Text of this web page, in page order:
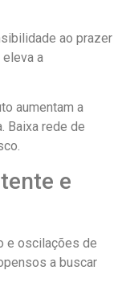
ao prazer
a
aumentam a
Baixa rede de
e
e oscilações de
a buscar